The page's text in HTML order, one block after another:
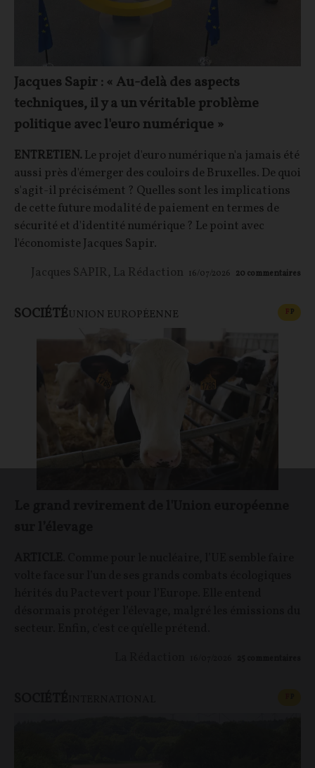
Jacques Sapir : « Au-delà des aspects
techniques, il y a un véritable problème
politique avec l'euro numérique »
ENTRETIEN.Le projet d'euro numérique n'a jamais été
aussi près d'émerger des couloirs de Bruxelles. De quoi
s'agit-il précisément ? Quelles sont les implications
de cette future modalité de paiement en termes de
sécurité et d'identité numérique ? Le point avec
l'économiste Jacques Sapir.
Jacques SAPIR, La Rédaction 16/07/2026 20 commentaires
SOCIÉTÉUNION EUROPÉENNE FP